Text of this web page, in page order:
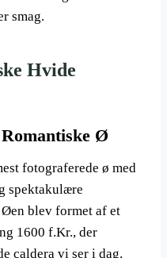
smag.
Hvide
Ø
fotograferede ø med
spektakulære
blev formet af et
1600 f.Kr., der
caldera vi ser i dag.